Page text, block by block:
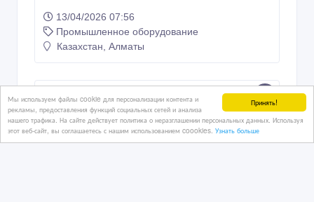
Принять!
Мы используем файлы cookie для персонализации контента и
рекламы, предоставления функций социальных сетей и анализа
нашего трафика. На сайте действует политика о неразглашении персональных данных. Используя
этот веб-сайт, вы соглашаетесь с нашим использованием coookies. Узнать больше
13/04/2026 07:56
Промышленное оборудование
Казахстан, Алматы
10 тенге 〒